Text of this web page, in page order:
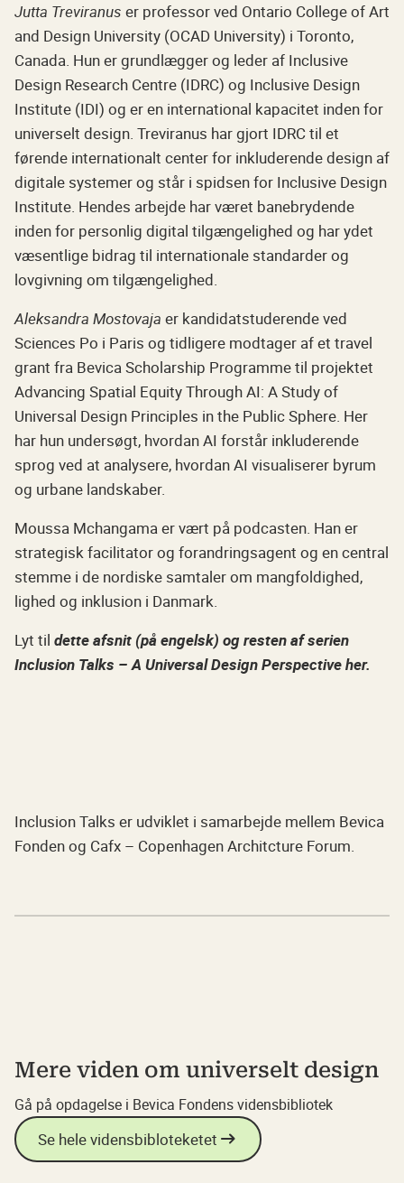
Jutta Treviranus er professor ved Ontario College of Art
and Design University (OCAD University) i Toronto,
Canada. Hun er grundlægger og leder af Inclusive
Design Research Centre (IDRC) og Inclusive Design
Institute (IDI) og er en international kapacitet inden for
universelt design. Treviranus har gjort IDRC til et
førende internationalt center for inkluderende design af
digitale systemer og står i spidsen for Inclusive Design
Institute. Hendes arbejde har været banebrydende
inden for personlig digital tilgængelighed og har ydet
væsentlige bidrag til internationale standarder og
lovgivning om tilgængelighed.
Aleksandra Mostovaja er kandidatstuderende ved
Sciences Po i Paris og tidligere modtager af et travel
grant fra Bevica Scholarship Programme til projektet
Advancing Spatial Equity Through AI: A Study of
Universal Design Principles in the Public Sphere. Her
har hun undersøgt, hvordan AI forstår inkluderende
sprog ved at analysere, hvordan AI visualiserer byrum
og urbane landskaber.
Moussa Mchangama er vært på podcasten. Han er
strategisk facilitator og forandringsagent og en central
stemme i de nordiske samtaler om mangfoldighed,
lighed og inklusion i Danmark.
Lyt til dette afsnit (på engelsk) og resten af serien
Inclusion Talks – A Universal Design Perspective her.
Inclusion Talks er udviklet i samarbejde mellem Bevica
Fonden og Cafx – Copenhagen Architcture Forum.
Mere viden om universelt design
Gå på opdagelse i Bevica Fondens vidensbibliotek
Se hele vidensbibloteketet